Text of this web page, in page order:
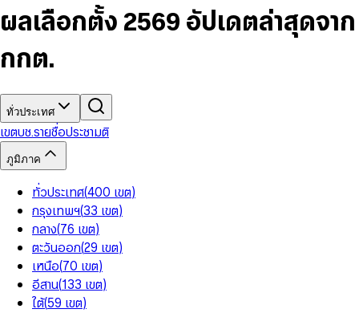
7
8
5
6
8
9
6
7
9
5
6
8
9
9
ผลเลือกตั้ง 2569 อัปเดตล่าสุดจาก
กกต.
ทั่วประเทศ
เขตบช.รายชื่อประชามติ
ภูมิภาค
ทั่วประเทศ(400 เขต)
กรุงเทพฯ(33 เขต)
กลาง(76 เขต)
ตะวันออก(29 เขต)
เหนือ(70 เขต)
อีสาน(133 เขต)
ใต้(59 เขต)